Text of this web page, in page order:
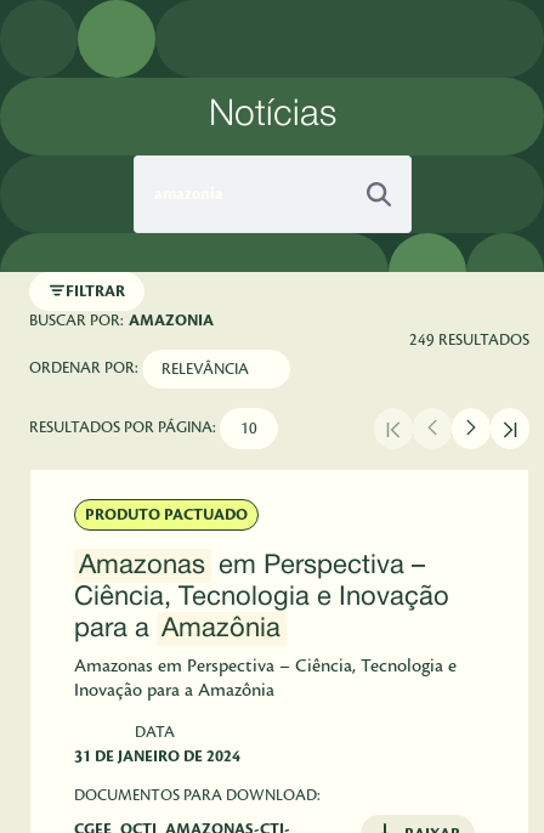
Pular para o Conteúdo principal
Notícias
FILTRAR
BUSCAR POR: AMAZONIA
249 RESULTADOS
ORDENAR POR:
RESULTADOS POR PÁGINA:
PRODUTO PACTUADO
Amazonas em Perspectiva –
Ciência, Tecnologia e Inovação
para a Amazônia
Amazonas em Perspectiva – Ciência, Tecnologia e
Inovação para a Amazônia
DATA
31 DE JANEIRO DE 2024
DOCUMENTOS PARA DOWNLOAD:
CGEE_OCTI_AMAZONAS-CTI-